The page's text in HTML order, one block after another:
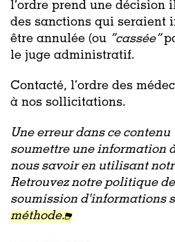
l’ordre prend une décision
des sanctions qui seraient
être annulée (ou “cassée”
le juge administratif.
Contacté, l’ordre des
à nos sollicitations.
Une erreur dans ce contenu
soumettre une information
nous savoir en utilisant
Retrouvez notre politique
soumission d'informations
méthode.